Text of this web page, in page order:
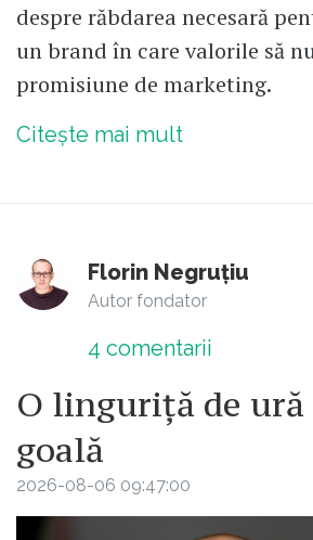
despre răbdarea necesară
un brand în care valorile să
promisiune de marketing.
Citește mai mult
Florin Negruțiu
Autor fondator
4 comentarii
O linguriță de
goală
2026-08-06 09:47:00